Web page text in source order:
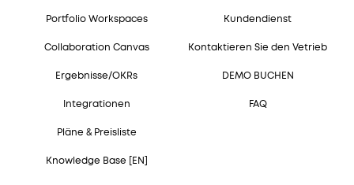
Portfolio Workspaces
Collaboration Canvas
Ergebnisse/OKRs
Integrationen
Pläne & Preisliste
Knowledge Base [EN]
Kundendienst
Kontaktieren Sie den Vetrieb
DEMO BUCHEN
FAQ